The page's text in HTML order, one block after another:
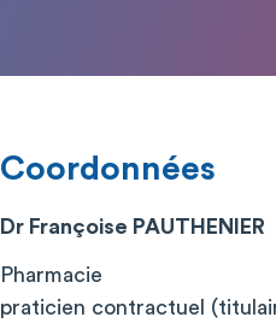
Coordonnées
Dr Françoise PAUTHENIER
Pharmacie
praticien contractuel